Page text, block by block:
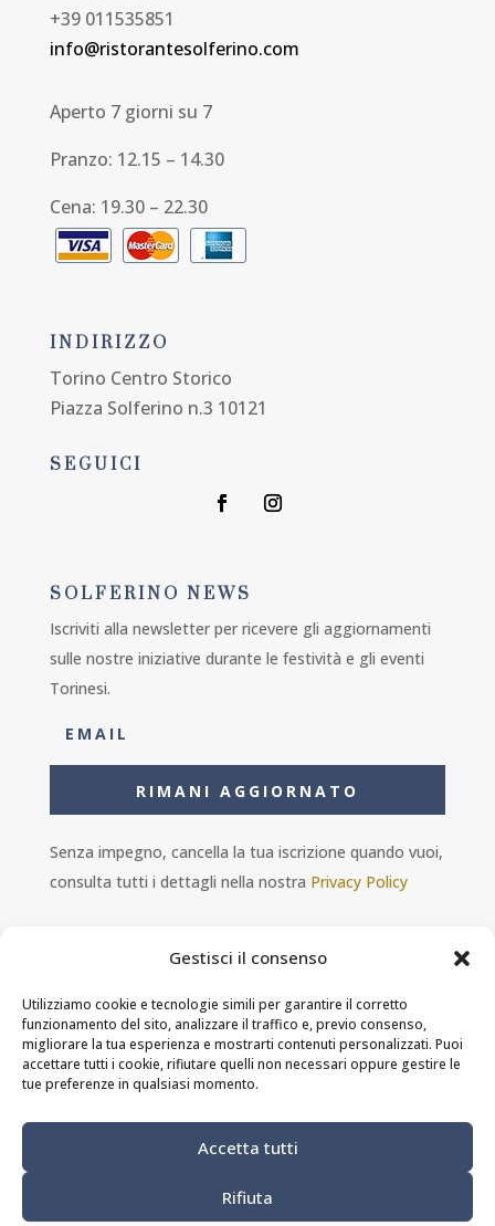
Gestisci il consenso
Utilizziamo cookie e tecnologie simili per garantire il corretto
funzionamento del sito, analizzare il traffico e, previo consenso,
migliorare la tua esperienza e mostrarti contenuti personalizzati. Puoi
accettare tutti i cookie, rifiutare quelli non necessari oppure gestire le
tue preferenze in qualsiasi momento.
Accetta tutti
Rifiuta
+39 011535851
info@ristorantesolferino.com
Aperto 7 giorni su 7
Pranzo: 12.15 – 14.30
Cena: 19.30 – 22.30
INDIRIZZO
Torino Centro Storico
Piazza Solferino n.3 10121
SEGUICI
SOLFERINO NEWS
Iscriviti alla newsletter per ricevere gli aggiornamenti
sulle nostre iniziative durante le festività e gli eventi
Torinesi.
RIMANI AGGIORNATO
Senza impegno, cancella la tua iscrizione quando vuoi,
consulta tutti i dettagli nella nostra Privacy Policy
Ambra s.r.l. - P.IVA 11601460014 - PEC
ristorantesolferino@legalmail.it
Privacy Policy-Cookie Policy-Termini e
condizioni
Modifica preferenze dei cookie